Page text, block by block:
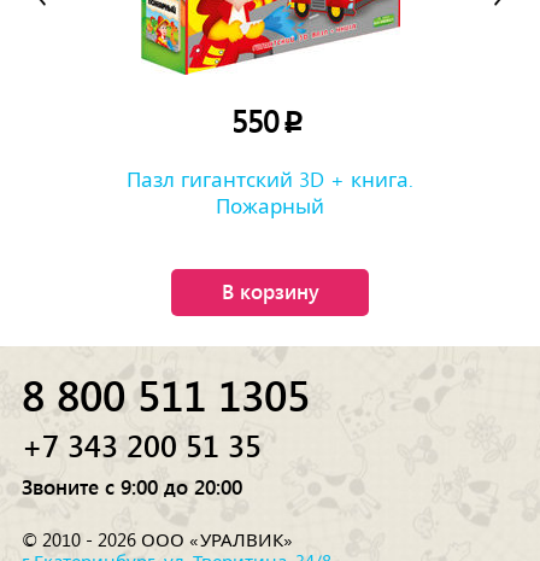
550p
Пазл гигантский 3D + книга.
Пожарный
В корзину
8 800 511 1305
+7 343 200 51 35
Звоните с 9:00 до 20:00
© 2010 - 2026 ООО «УРАЛВИК»